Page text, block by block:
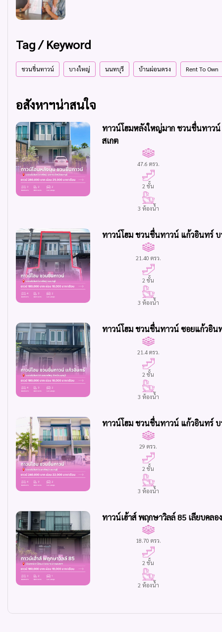
Tag / Keyword
ชวนชื่นทาวน์ บางใหญ่ นนทบุรี บ้านผ่อนตรง Rent To Own
อสังหาฯน่าสนใจ
ทาวน์โฮมหลังใหญ่มาก ชวนชื่นทาวน์
สเกต
47.6 ตรว.
2 ชั้น
3 ห้องน้ำ
ทาวน์โฮม ชวนชื่นทาวน์ แก้วอินทร์ บ
21.40 ตรว.
2 ชั้น
3 ห้องน้ำ
ทาวน์โฮม ชวนชื่นทาวน์ ซอยแก้วอิน
21.4 ตรว.
2 ชั้น
3 ห้องน้ำ
ทาวน์โฮม ชวนชื่นทาวน์ แก้วอินทร์ บ
29 ตรว.
2 ชั้น
3 ห้องน้ำ
ทาวน์เฮ้าส์ พฤกษาวิลล์ 85 เลียบคล
18.70 ตรว.
2 ชั้น
2 ห้องน้ำ